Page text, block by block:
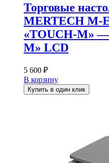
Торговые
MERTECH M-
«TOUCH-M»
M» LCD
5 600 ₽
В корзину
Купить в один клик